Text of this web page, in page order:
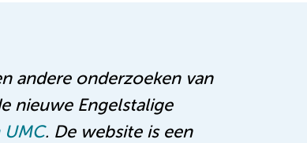
andere onderzoeken van
nieuwe Engelstalige
UMC. De website is een